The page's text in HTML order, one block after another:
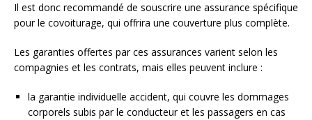
Il est donc recommandé de souscrire une assurance spécifique
pour le covoiturage, qui offrira une couverture plus complète.
Les garanties offertes par ces assurances varient selon les
compagnies et les contrats, mais elles peuvent inclure :
la garantie individuelle accident, qui couvre les dommages
corporels subis par le conducteur et les passagers en cas